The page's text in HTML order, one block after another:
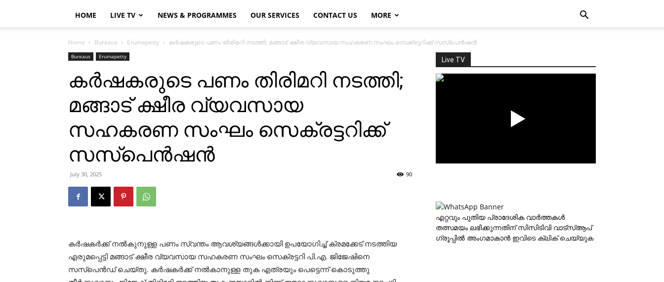
HOME LIVE TV NEWS & PROGRAMMES OUR SERVICES CONTACT US MORE
Home Bureaus Erumapetty കര്‍ഷകരുടെ പണം തിരിമറി നടത്തി; മങ്ങാട് ക്ഷീര വ്യവസായ സഹകരണ സംഘം സെക്രട്ടറിക്ക് സസ്പെന്‍ഷന്‍
Bureaus Erumapetty
കര്‍ഷകരുടെ പണം തിരിമറി നടത്തി;
മങ്ങാട് ക്ഷീര വ്യവസായ
സഹകരണ സംഘം സെക്രട്ടറിക്ക്
സസ്പെന്‍ഷന്‍
July 30, 2025 90
കര്‍ഷകര്‍ക്ക് നല്‍കുനുള്ള പണം സ്വന്തം ആവശ്യങ്ങള്‍ക്കായി ഉപയോഗിച്ച് ക്രമക്കേട് നടത്തിയ
എരുമപ്പെട്ടി മങ്ങാട് ക്ഷീര വ്യവസായ സഹകരണ സംഘം സെക്രട്ടറി പി.എ. ജിജേഷിനെ
സസ്പെന്‍ഡ് ചെയ്തു. കര്‍ഷകര്‍ക്ക് നല്‍കാനുള്ള തുക എത്രയും പെട്ടെന്ന് കൊടുത്തു
Live TV
എറ്റവും പുതിയ പ്രാദേശിക വാര്‍ത്തകള്‍
തത്സമയം ലഭിക്കുന്നതിന് സിസിടിവി വാട്‌സ്ആപ്
ഗ്രൂപ്പില്‍ അംഗമാകാന്‍ ഇവിടെ ക്ലിക് ചെയ്യുക